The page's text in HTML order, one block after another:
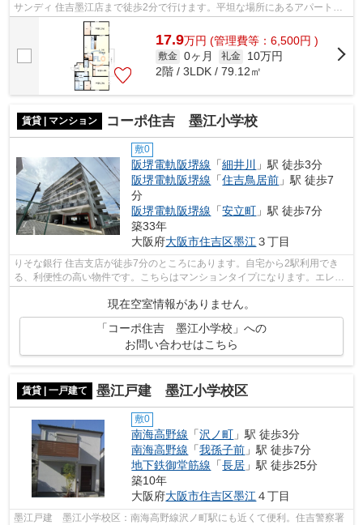
サンディ 住吉墨江店まで徒歩2分で行けます。平坦な場所にあるアパートな
ら毎日の移動も快適です。この物件は...
17.9万円 (管理費等：6,500円 )
敷金 0ヶ月 礼金
10万円
2階 / 3LDK / 79.12㎡
賃貸 | マンション コーポ住吉 墨江小学校
敷0
阪堺電軌阪堺線 「細井川
」駅 徒歩3分
阪堺電軌阪堺線 「住吉鳥居前 」駅 徒歩7
分
阪堺電軌阪堺線 「安立町 」駅 徒歩7分
築33年
大阪府大阪市住吉区墨江 ３丁目
りそな銀行 住吉支店が徒歩7分のところにあります。自宅から2駅利用でき
る、利便性の高い物件です。こちらはマンションタイプになります。エレベ
ーターがある物件です。できるだけ早め...
現在空室情報がありません。
「コーポ住吉 墨江小学校」への
お問い合わせはこちら
賃貸 | 一戸建て 墨江戸建 墨江小学校区
敷0
南海高野線 「沢ノ町 」駅 徒歩3分
南海高野線 「我孫子前 」駅 徒歩7分
地下鉄御堂筋線 「長居 」駅 徒歩25分
築10年
大阪府大阪市住吉区墨江４丁目
墨江戸建 墨江小学校区：南海高野線沢ノ町駅にも近くて便利。住吉警察署